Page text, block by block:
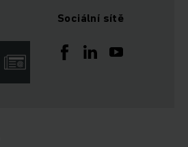
Sociální sítě